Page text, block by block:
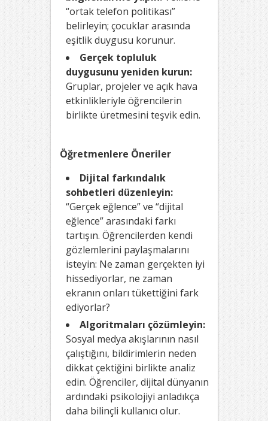
“ortak telefon politikası”
belirleyin; çocuklar arasında
eşitlik duygusu korunur.
Gerçek topluluk
duygusunu yeniden kurun:
Gruplar, projeler ve açık hava
etkinlikleriyle öğrencilerin
birlikte üretmesini teşvik edin.
Öğretmenlere Öneriler
Dijital farkındalık
sohbetleri düzenleyin:
“Gerçek eğlence” ve “dijital
eğlence” arasındaki farkı
tartışın. Öğrencilerden kendi
gözlemlerini paylaşmalarını
isteyin: Ne zaman gerçekten iyi
hissediyorlar, ne zaman
ekranın onları tükettiğini fark
ediyorlar?
Algoritmaları çözümleyin:
Sosyal medya akışlarının nasıl
çalıştığını, bildirimlerin neden
dikkat çektiğini birlikte analiz
edin. Öğrenciler, dijital dünyanın
ardındaki psikolojiyi anladıkça
daha bilinçli kullanıcı olur.